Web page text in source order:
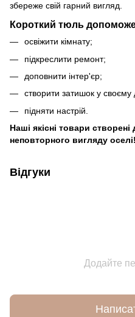
збереже свій гарний вигляд.
Короткий тюль
освіжити кімнату;
підкреслити ремонт;
доповнити інтер'єр;
створити затишок у своєму
підняти настрій.
Наші якісні товари
неповторного вигляду оселі!
Відгуки
Додайте